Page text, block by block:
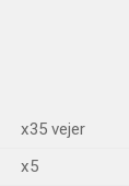
x35 vejer
x5